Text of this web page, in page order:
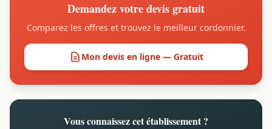
Demandez votre devis gratuit
Comparez les offres et trouvez le meilleur cordonnier.
Mon devis en ligne — Gratuit
Vous connaissez cet établissement ?